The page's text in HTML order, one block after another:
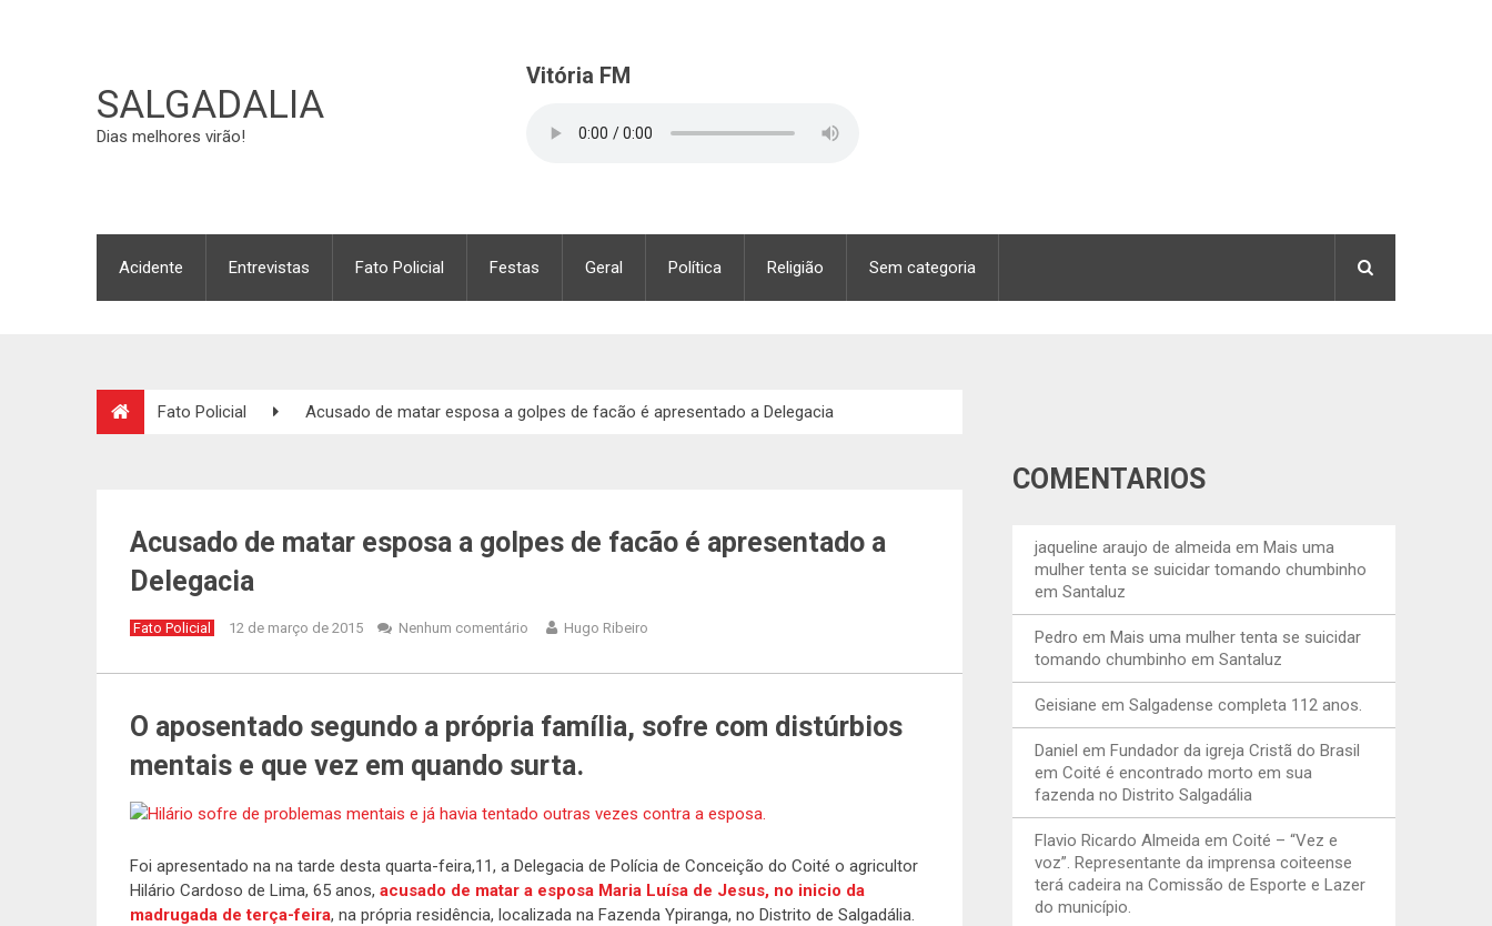
SALGADALIA
Dias melhores virão!
Vitória FM
Acidente Entrevistas Fato Policial Festas Geral Política Religião Sem categoria
Fato Policial Acusado de matar esposa a golpes de facão é apresentado a Delegacia
Acusado de matar esposa a golpes de facão é apresentado a
Delegacia
Fato Policial 12 de março de 2015 Nenhum comentário Hugo Ribeiro
O aposentado segundo a própria família, sofre com distúrbios
mentais e que vez em quando surta.
Foi apresentado na na tarde desta quarta-feira,11, a Delegacia de Polícia de Conceição do Coité o agricultor
Hilário Cardoso de Lima, 65 anos, acusado de matar a esposa Maria Luísa de Jesus, no inicio da
madrugada de terça-feira, na própria residência, localizada na Fazenda Ypiranga, no Distrito de Salgadália.
COMENTÁRIOS
jaqueline araujo de almeida em Mais uma
mulher tenta se suicidar tomando chumbinho
em Santaluz
Pedro em Mais uma mulher tenta se suicidar
tomando chumbinho em Santaluz
Geisiane em Salgadense completa 112 anos.
Daniel em Fundador da igreja Cristã do Brasil
em Coité é encontrado morto em sua
fazenda no Distrito Salgadália
Flavio Ricardo Almeida em Coité – “Vez e
voz”. Representante da imprensa coiteense
terá cadeira na Comissão de Esporte e Lazer
do município.